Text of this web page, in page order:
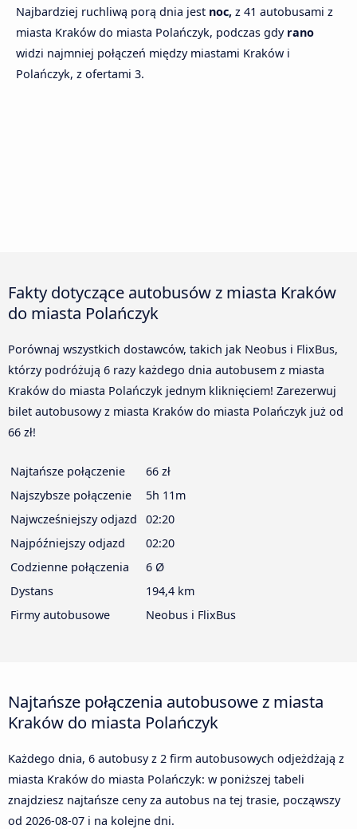
Najbardziej ruchliwą porą dnia jest noc, z 41 autobusami z
miasta Kraków do miasta Polańczyk, podczas gdy rano
widzi najmniej połączeń między miastami Kraków i
Polańczyk, z ofertami 3.
Fakty dotyczące autobusów z miasta Kraków
do miasta Polańczyk
Porównaj wszystkich dostawców, takich jak Neobus i FlixBus,
którzy podróżują 6 razy każdego dnia autobusem z miasta
Kraków do miasta Polańczyk jednym kliknięciem! Zarezerwuj
bilet autobusowy z miasta Kraków do miasta Polańczyk już od
66 zł!
Najtańsze połączenie
66 zł
Najszybsze połączenie
5h 11m
Najwcześniejszy odjazd
02:20
Najpóźniejszy odjazd
02:20
Codzienne połączenia
6 Ø
Dystans
194,4 km
Firmy autobusowe
Neobus i FlixBus
Najtańsze połączenia autobusowe z miasta
Kraków do miasta Polańczyk
Każdego dnia, 6 autobusy z 2 firm autobusowych odjeżdżają z
miasta Kraków do miasta Polańczyk: w poniższej tabeli
znajdziesz najtańsze ceny za autobus na tej trasie, począwszy
od 2026-08-07 i na kolejne dni.